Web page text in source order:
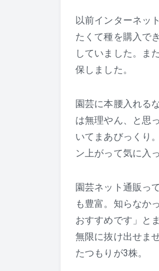
以前インターネッ
たくて種を購入で
していました。ま
保しました。
園芸に本腰入れる
は無理やん、と思
いてまあびっくり
ン上がって気に入
園芸ネット通販っ
も豊富。知らなか
おすすめです」と
無限に抜け出せま
たつもりが3株。